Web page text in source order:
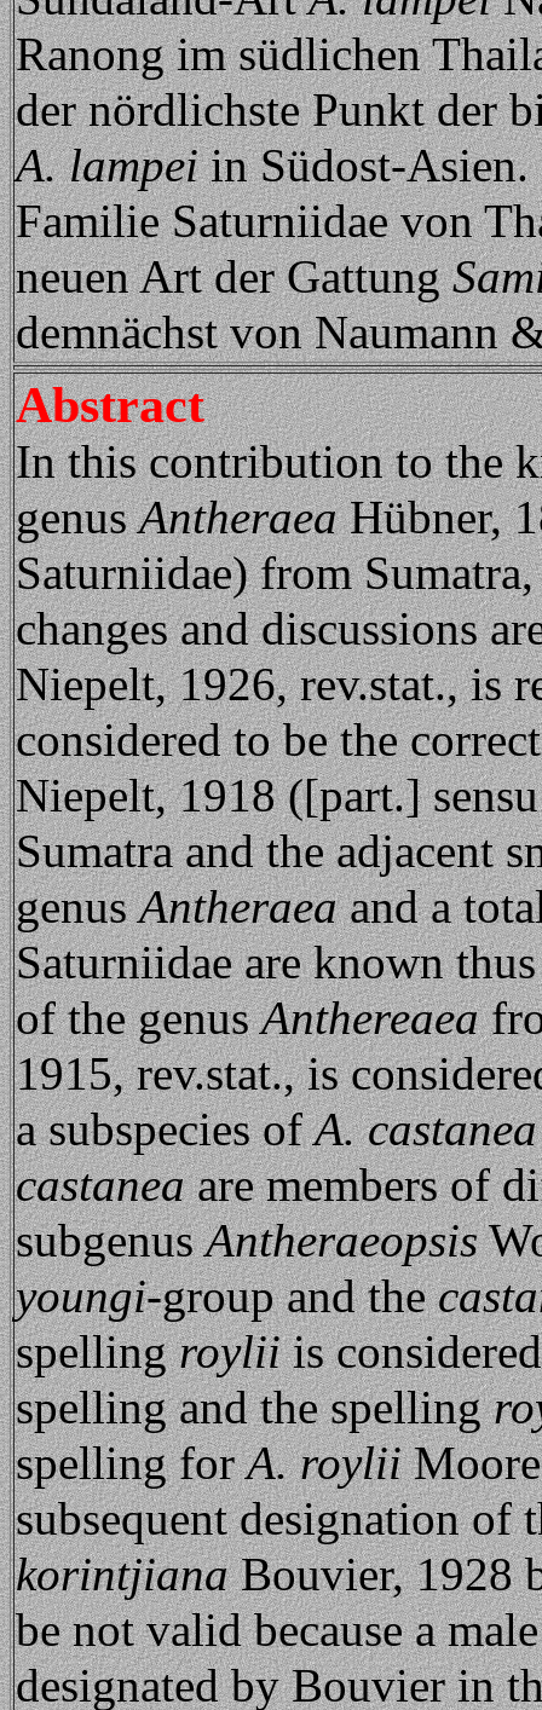
Ranong im südlichen
der nördlichste Punkt der
A. lampeiin Südost-
Familie Saturniidae von
neuen Art der Gattung
demnächst von Naumann
Abstract
In this contribution to the
genusAntheraeaHübner,
Saturniidae) from
changes and discussions
Niepelt, 1926, rev.stat., is
considered to be the
Niepelt, 1918 ([part.]
Sumatra and the adjacent
genusAntheraeaand a
Saturniidae are known
of the genusAnthereaea
1915, rev.stat., is
a subspecies ofA. castanea
castaneaare members of
subgenusAntheraeopsis
youngi-group and the
spellingroyliiis
spelling and the spelling
spelling forA. roylii
subsequent designation
korintjianaBouvier, 1928
be not valid because a
designated by Bouvier in